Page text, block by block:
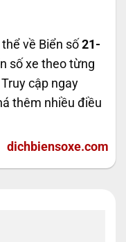
về Biển số 21-
số xe theo từng
Truy cập ngay
thêm nhiều điều
dichbiensoxe.com